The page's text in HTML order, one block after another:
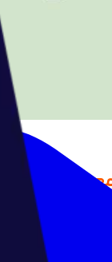
به فکر دریافت